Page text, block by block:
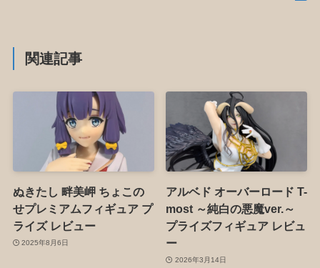
関連記事
ぬきたし 畔美岬 ちょこの
せプレミアムフィギュア プ
ライズ レビュー
2025年8月6日
アルベド オーバーロード T-
most ～純白の悪魔ver.～
プライズフィギュア レビュ
ー
2026年3月14日